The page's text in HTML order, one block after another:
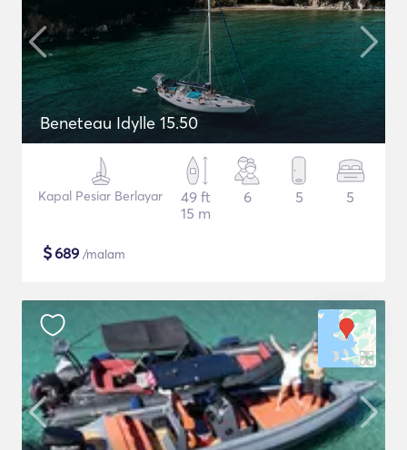
Beneteau Idylle 15.50
Kapal Pesiar Berlayar
49 ft
15 m
6 5 5
$689 /malam